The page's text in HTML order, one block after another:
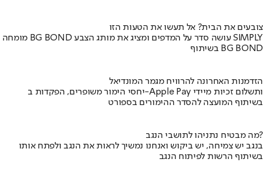
צובעים את הבית? אל תעשו את הטעות הזו
מומחה BG BOND עושה סדר על המדפים ומציג את מותג הצבע SIMPLY
בשיתוף BG BOND
הזדמנות האחרונה להרוויח מגמר המונדיאל
יחסי הימור משופרים, הפקדות ב-Apple Pay ותשלום זכיות מיידי
בשיתוף המועצה להסדר ההימורים בספורט
מה מבטיח נתניהו לתושבי הנגב?
בנגב יש צמיחה, יש ביקוש ואנחנו נמשיך לראות את הנגב ולפתח אותו
בשיתוף הרשות לפיתוח הנגב